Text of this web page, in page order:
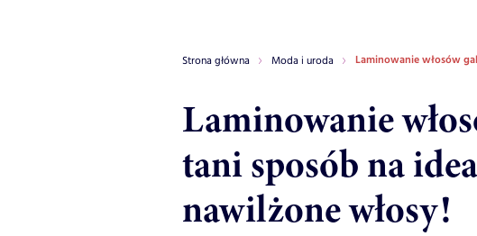
Strona główna Moda i uroda Laminowanie włosów
Laminowanie
tani sposób na
nawilżone włosy!